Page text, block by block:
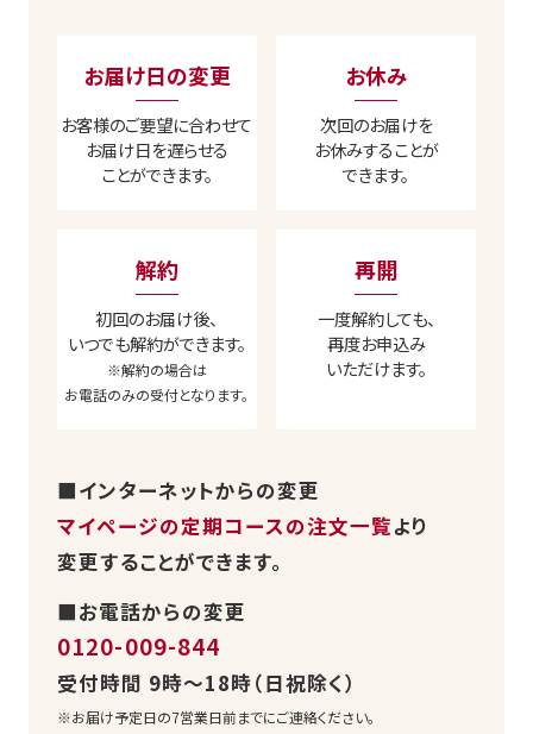
お届け日の変更
お客様のご要望に合わせて
お届け日を遅らせる
ことができます。
お休み
次回のお届けを
お休みすることが
できます。
解約
初回のお届け後、
いつでも解約ができます。
※解約の場合は
お電話のみの受付となります。
再開
一度解約しても、
再度お申込み
いただけます。
■インターネットからの変更
マイページの定期コースの注文一覧より
変更することができます。
■お電話からの変更
0120-009-844
受付時間 9時～18時（日祝除く）
※お届け予定日の7営業日前までにご連絡ください。